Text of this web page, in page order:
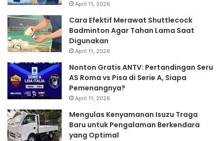
April 11, 2026
Cara Efektif Merawat Shuttlecock
Badminton Agar Tahan Lama Saat
Digunakan
April 11, 2026
Nonton Gratis ANTV: Pertandingan Seru
AS Roma vs Pisa di Serie A, Siapa
Pemenangnya?
April 11, 2026
Mengulas Kenyamanan Isuzu Traga
Baru untuk Pengalaman Berkendara
yang Optimal